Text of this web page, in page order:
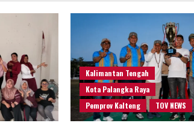
Kalimantan Tengah
Kota Palangka Raya
Pemprov Kalteng
TOV NEWS